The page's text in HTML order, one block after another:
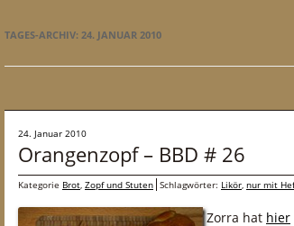
TAGES-ARCHIV: 24. JANUAR 2010
24. Januar 2010
Orangenzopf – BBD # 26
Kategorie Brot, Zopf und Stuten Schlagwörter: Likör, nur mit
Zorra hat hier